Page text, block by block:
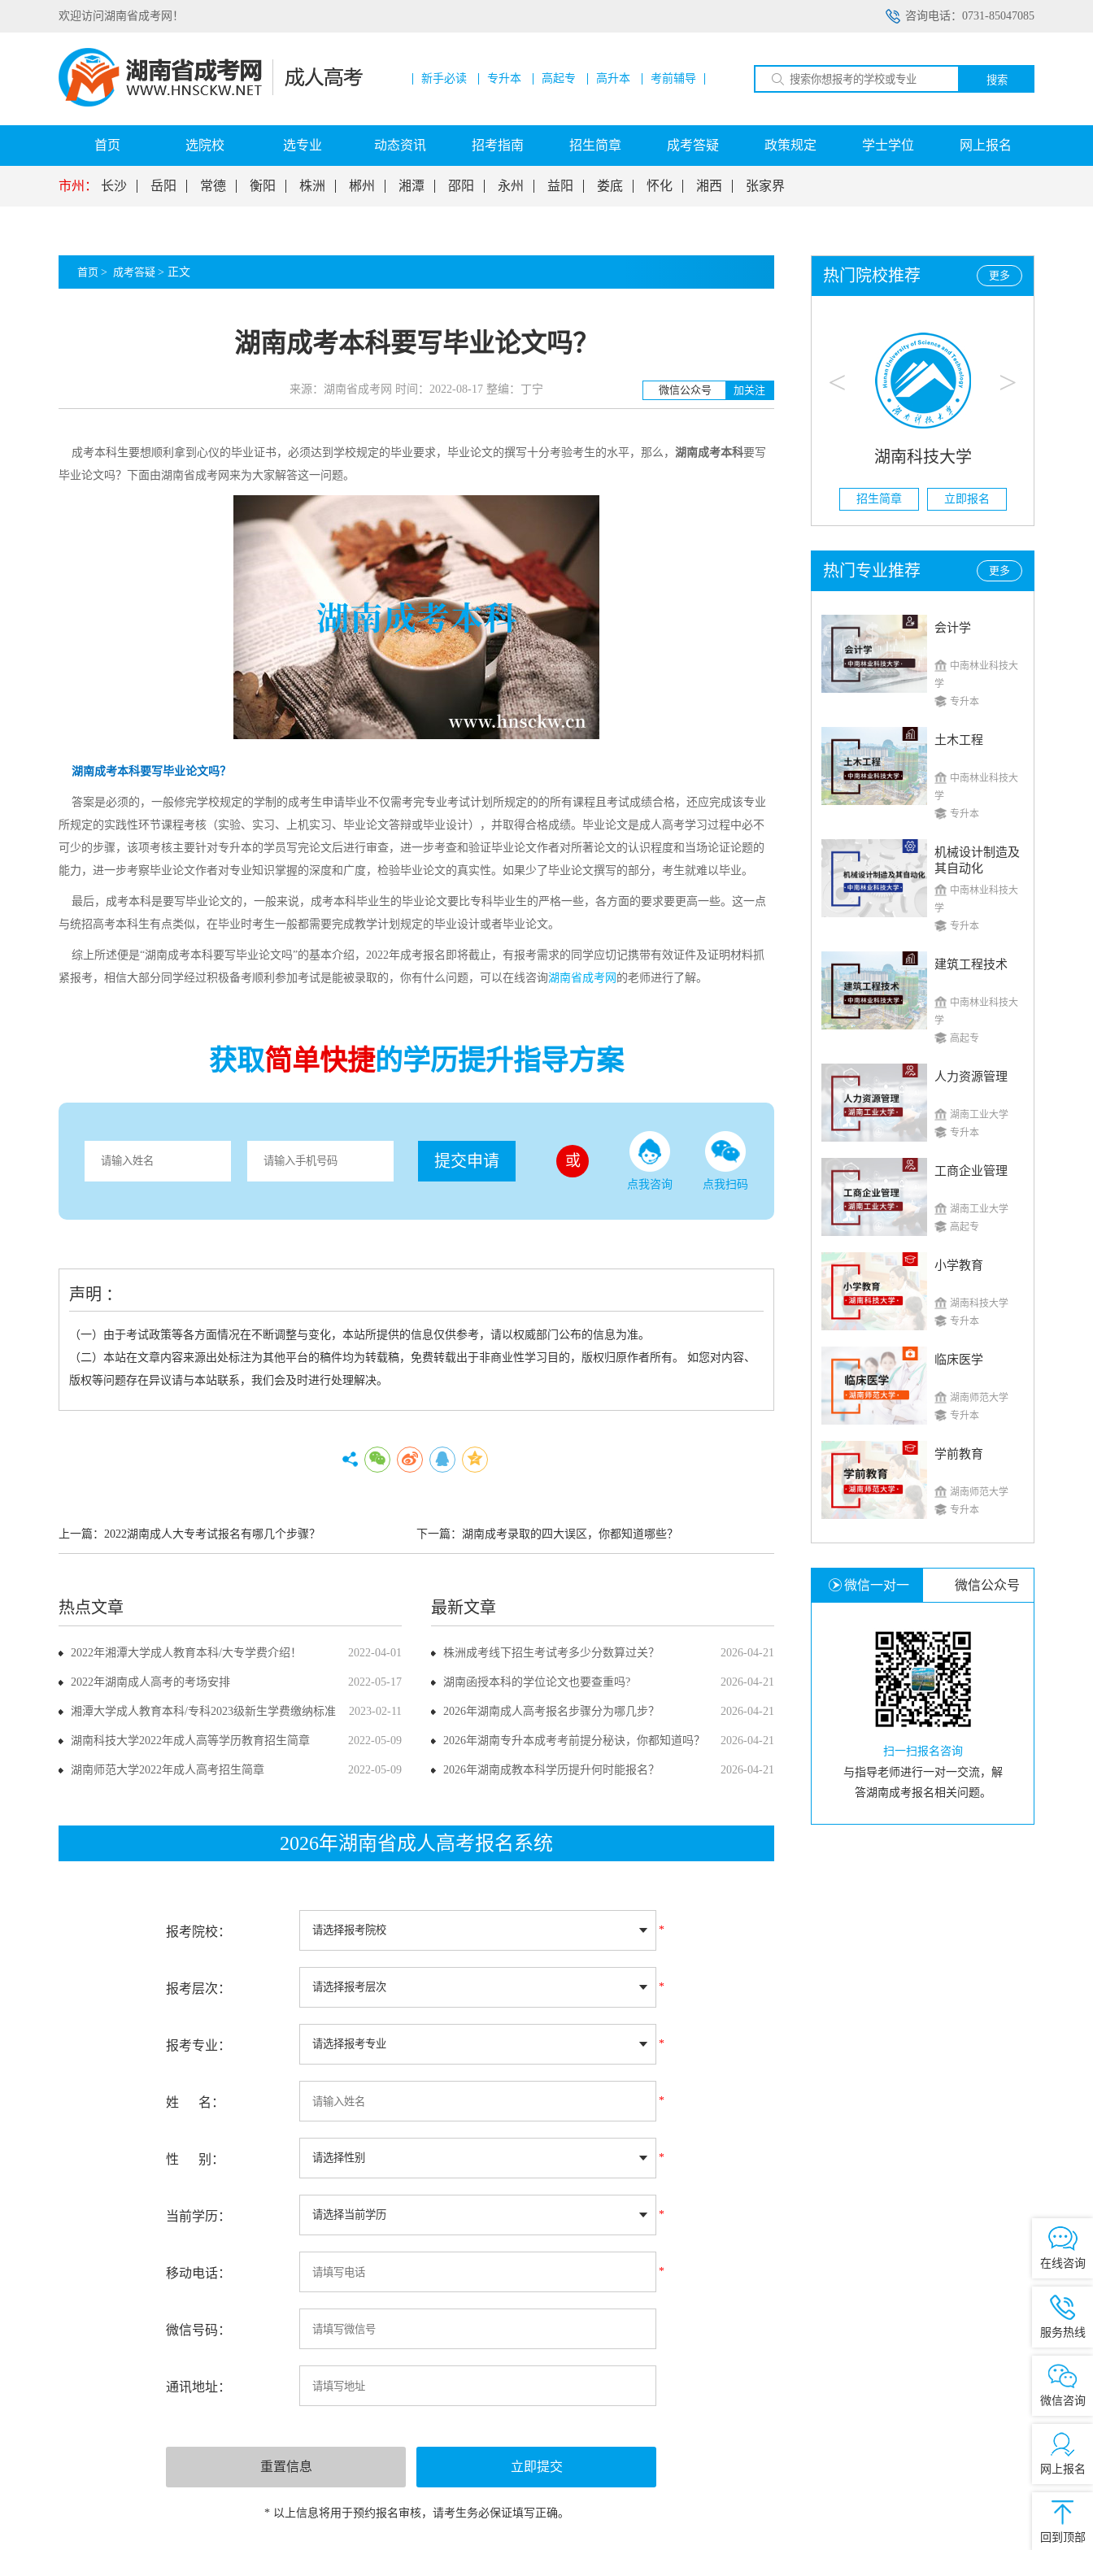
咨询电话：0731-85047085
欢迎访问湖南省成考网！
新手必读 专升本 高起专 高升本 考前辅导 搜索
首页 选院校 选专业 动态资讯 招考指南 招生简章 成考答疑 政策规定 学士学位 网上报名
市州： 长沙 岳阳 常德 衡阳 株洲 郴州 湘潭 邵阳 永州 益阳 娄底 怀化 湘西 张家界
首页 > 成考答疑 > 正文
湖南成考本科要写毕业论文吗？
来源：湖南省成考网 时间：2022-08-17 整编：丁宁 微信公众号 加关注
成考本科生要想顺利拿到心仪的毕业证书，必须达到学校规定的毕业要求，毕业论文的撰写十分考验考生的水平，那么， 湖南成考本科要写
毕业论文吗？下面由湖南省成考网来为大家解答这一问题。
湖南成考本科要写毕业论文吗？
答案是必须的，一般修完学校规定的学制的成考生申请毕业不仅需考完专业考试计划所规定的的所有课程且考试成绩合格，还应完成该专业
所规定的实践性环节课程考核（实验、实习、上机实习、毕业论文答辩或毕业设计），并取得合格成绩。毕业论文是成人高考学习过程中必不
可少的步骤，该项考核主要针对专升本的学员写完论文后进行审查，进一步考查和验证毕业论文作者对所著论文的认识程度和当场论证论题的
能力，进一步考察毕业论文作者对专业知识掌握的深度和广度，检验毕业论文的真实性。如果少了毕业论文撰写的部分，考生就难以毕业。
最后，成考本科是要写毕业论文的，一般来说，成考本科毕业生的毕业论文要比专科毕业生的严格一些，各方面的要求要更高一些。这一点
与统招高考本科生有点类似，在毕业时考生一般都需要完成教学计划规定的毕业设计或者毕业论文。
综上所述便是“湖南成考本科要写毕业论文吗”的基本介绍，2022年成考报名即将截止，有报考需求的同学应切记携带有效证件及证明材料抓
紧报考，相信大部分同学经过积极备考顺利参加考试是能被录取的，你有什么问题，可以在线咨询湖南省成考网 的老师进行了解。
获取简单快捷的学历提升指导方案
提交申请 或
点我咨询 点我扫码
声明 ：
（一）由于考试政策等各方面情况在不断调整与变化，本站所提供的信息仅供参考，请以权威部门公布的信息为准。
（二）本站在文章内容来源出处标注为其他平台的稿件均为转载稿，免费转载出于非商业性学习目的，版权归原作者所有。 如您对内容、
版权等问题存在异议请与本站联系，我们会及时进行处理解决。
上一篇： 2022湖南成人大专考试报名有哪几个步骤？ 下一篇： 湖南成考录取的四大误区，你都知道哪些？
热点文章
2022-04-01
2022年湘潭大学成人教育本科/大专学费介绍！
2022-05-17
2022年湖南成人高考的考场安排
2023-02-11
湘潭大学成人教育本科/专科2023级新生学费缴纳标准
2022-05-09
湖南科技大学2022年成人高等学历教育招生简章
2022-05-09
湖南师范大学2022年成人高考招生简章
最新文章
2026-04-21
株洲成考线下招生考试考多少分数算过关？
2026-04-21
湖南函授本科的学位论文也要查重吗?
2026-04-21
2026年湖南成人高考报名步骤分为哪几步？
2026-04-21
2026年湖南专升本成考考前提分秘诀，你都知道吗？
2026-04-21
2026年湖南成教本科学历提升何时能报名？
2026年湖南省成人高考报名系统
报考院校： *
报考层次： *
报考专业： *
姓 名： *
性 别： *
当前学历： *
移动电话： *
微信号码：
通讯地址：
* 以上信息将用于预约报名审核，请考生务必保证填写正确。
更多
热门院校推荐
< >
湖南工业大学
招生简章
湖南科技大学
立即报名
更多
热门专业推荐
会计学
中南林业科技大
学
专升本
土木工程
中南林业科技大
学
专升本
机械设计制造及
其自动化
中南林业科技大
学
专升本
建筑工程技术
中南林业科技大
学
高起专
人力资源管理
湖南工业大学
专升本
工商企业管理
湖南工业大学
高起专
小学教育
湖南科技大学
专升本
临床医学
湖南师范大学
专升本
学前教育
湖南师范大学
专升本
微信一对一 微信公众号
扫一扫报名咨询
与指导老师进行一对一交流，解
答湖南成考报名相关问题。
在线咨询
服务热线
微信咨询
网上报名
回到顶部